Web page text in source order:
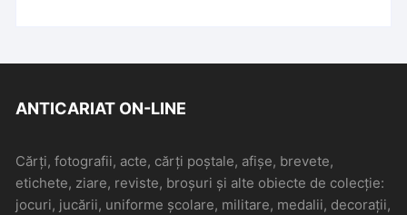
ANTICARIAT ON-LINE
Cărți, fotografii, acte, cărți poștale, afișe, brevete,
etichete, ziare, reviste, broșuri și alte obiecte de colecție:
jocuri, jucării, uniforme școlare, militare, medalii, decorații,